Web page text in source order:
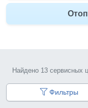
Найдено 13 сервисных
Фильтры